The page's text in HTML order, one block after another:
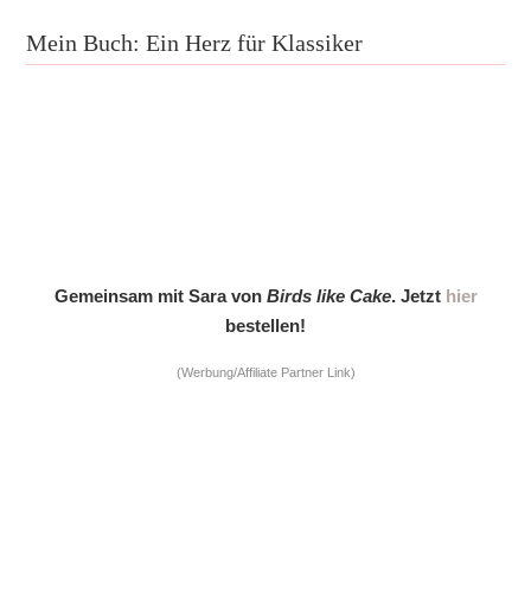
Mein Buch: Ein Herz für Klassiker
Gemeinsam mit Sara von Birds like Cake. Jetzt hier
bestellen!
(Werbung/Affiliate Partner Link)